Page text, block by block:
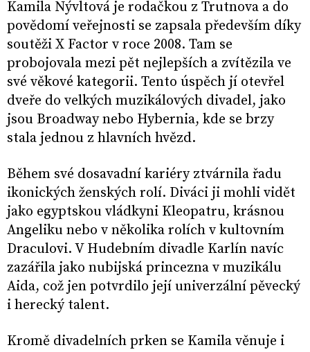
Kamila Nývltová je rodačkou z Trutnova a do
povědomí veřejnosti se zapsala především díky
soutěži X Factor v roce 2008. Tam se
probojovala mezi pět nejlepších a zvítězila ve
své věkové kategorii. Tento úspěch jí otevřel
dveře do velkých muzikálových divadel, jako
jsou Broadway nebo Hybernia, kde se brzy
stala jednou z hlavních hvězd.
Během své dosavadní kariéry ztvárnila řadu
ikonických ženských rolí. Diváci ji mohli vidět
jako egyptskou vládkyni Kleopatru, krásnou
Angeliku nebo v několika rolích v kultovním
Draculovi. V Hudebním divadle Karlín navíc
zazářila jako nubijská princezna v muzikálu
Aida, což jen potvrdilo její univerzální pěvecký
i herecký talent.
Kromě divadelních prken se Kamila věnuje i